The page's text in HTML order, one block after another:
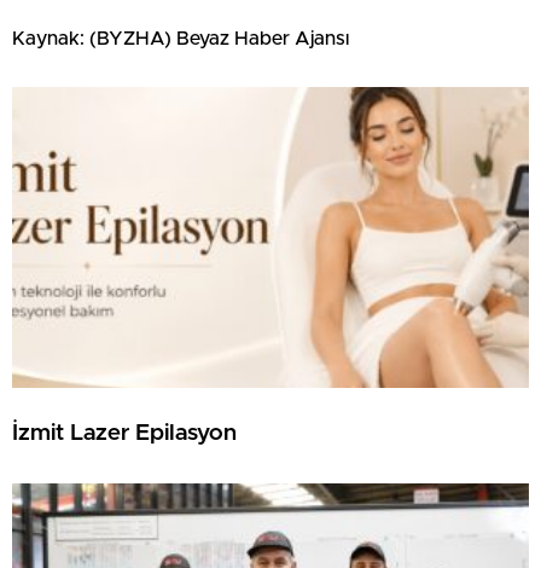
Kaynak: (BYZHA) Beyaz Haber Ajansı
İzmit Lazer Epilasyon